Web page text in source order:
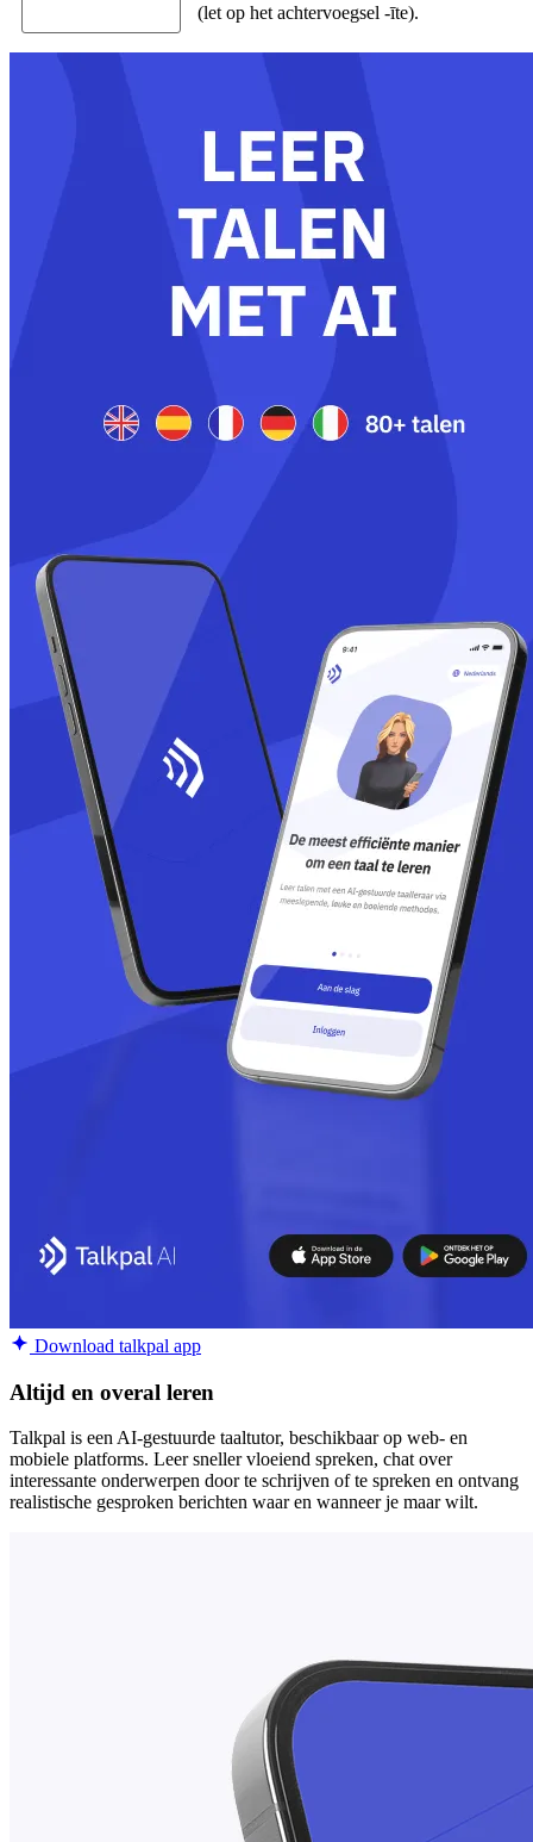
(let op het achtervoegsel -īte).
Download talkpal app
Altijd en overal leren
Talkpal is een AI-gestuurde taaltutor, beschikbaar op web- en
mobiele platforms. Leer sneller vloeiend spreken, chat over
interessante onderwerpen door te schrijven of te spreken en ontvang
realistische gesproken berichten waar en wanneer je maar wilt.